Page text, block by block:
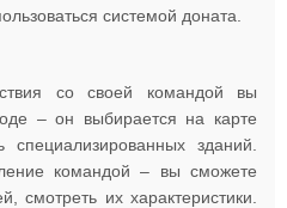
системой доната.
со своей командой вы
– он выбирается на карте
зданий.
командой – вы сможете
смотреть их характеристики.